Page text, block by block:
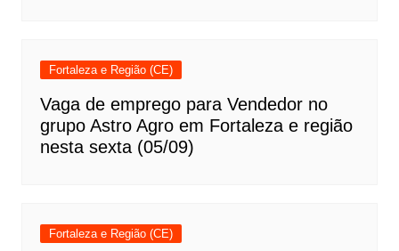
Fortaleza e Região (CE)
Vaga de emprego para Vendedor no
grupo Astro Agro em Fortaleza e região
nesta sexta (05/09)
Fortaleza e Região (CE)